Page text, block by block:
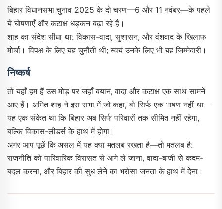
बिहार विधानसभा चुनाव 2025 के दो चरण—6 और 11 नवंबर—के पहले
ये घोषणाएँ और कटाक्ष धड़कन बढ़ा रहे हैं।
शाह का संदेश सीधा था: विकास-वादा, सुशासन, और वंशवाद के खिलाफ
मोर्चा। विपक्ष के लिए यह चुनौती थी; स्वयं उनके लिए भी यह जिम्मेदारी।
निष्कर्ष
तो यहाँ हम हैं उस मोड़ पर जहाँ बयान, वादा और कटाक्ष एक साथ सामने
आए हैं। अमित शाह ने इस सभा में जो कहा, वो सिर्फ एक भाषण नहीं था—
यह एक संकेत था कि बिहार अब सिर्फ परिवारों तक सीमित नहीं रहेगा,
बल्कि विकास-लीडर्स के हाथ में होगा।
अगर आप पूछें कि असल में यह क्या मतलब रखता है—तो मतलब है:
राजनीति को पारिवारिक विरासत से आगे ले जाना, वादा-बाजी से कदम-
बदल करना, और बिहार की सुध लेने का भरोसा जनता के हाथ में देना।